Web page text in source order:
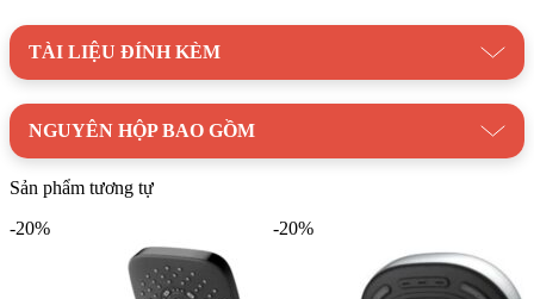
Tính Năng Của Vòi Sen COTTO
CT2164A Nóng Lạnh
Chức năng nóng lạnh:Vòi sen cho phép bạn điều chỉnh
nhiệt độ nước theo ý muốn, phù hợp với mọi thời tiết.
Dễ dàng lắp đặt:
Hãy nâng tầm trải nghiệm tắm của bạn với Vòi Sen COTTO
CT2164A Nóng Lạnh! Kim Quốc Tiến tự hào là nhà cung cấp
TÀI LIỆU ĐÍNH KÈM
NGUYÊN HỘP BAO GỒM
Sản phẩm tương tự
-20%
-20%